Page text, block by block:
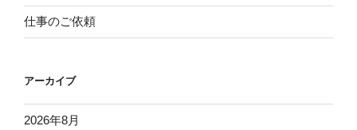
仕事のご依頼
アーカイブ
2026年8月